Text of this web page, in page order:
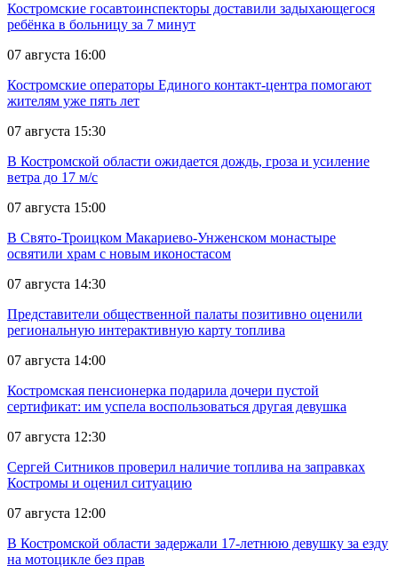
Костромские госавтоинспекторы доставили задыхающегося
ребёнка в больницу за 7 минут
07 августа 16:00
Костромские операторы Единого контакт-центра помогают
жителям уже пять лет
07 августа 15:30
В Костромской области ожидается дождь, гроза и усиление
ветра до 17 м/с
07 августа 15:00
В Свято-Троицком Макариево-Унженском монастыре
освятили храм с новым иконостасом
07 августа 14:30
Представители общественной палаты позитивно оценили
региональную интерактивную карту топлива
07 августа 14:00
Костромская пенсионерка подарила дочери пустой
сертификат: им успела воспользоваться другая девушка
07 августа 12:30
Сергей Ситников проверил наличие топлива на заправках
Костромы и оценил ситуацию
07 августа 12:00
В Костромской области задержали 17-летнюю девушку за езду
на мотоцикле без прав